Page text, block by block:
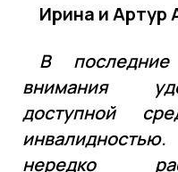
Ирина и Артур
В
внимания
доступной
нередко